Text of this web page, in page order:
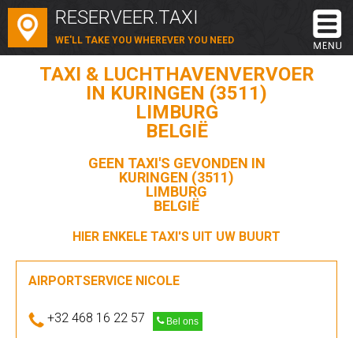
RESERVEER.TAXI
WE'LL TAKE YOU WHEREVER YOU NEED
TAXI & LUCHTHAVENVERVOER
IN KURINGEN (3511)
LIMBURG
BELGIË
GEEN TAXI'S GEVONDEN IN
KURINGEN (3511)
LIMBURG
BELGIË
HIER ENKELE TAXI'S UIT UW BUURT
AIRPORTSERVICE NICOLE
+32 468 16 22 57 Bel ons